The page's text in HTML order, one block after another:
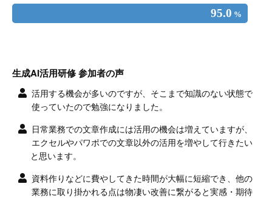
95.0 %
生成AI活用研修 参加者の声
活用する機会が多いのですが、そこまで知識のない状態で
使っていたので勉強になりました。
日常業務での文章作成には活用の機会は増えていますが、
エクセルやパワポでの文章以外の活用を増やして行きたい
と思います。
資料作りなどに費やしてきた時間が大幅に短縮でき、他の
業務に取り掛かれる点は物凄い改善に繋がると実感・期待